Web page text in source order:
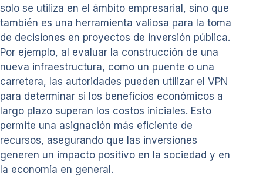
solo se utiliza en el ámbito empresarial, sino que
también es una herramienta valiosa para la toma
de decisiones en proyectos de inversión pública.
Por ejemplo, al evaluar la construcción de una
nueva infraestructura, como un puente o una
carretera, las autoridades pueden utilizar el VPN
para determinar si los beneficios económicos a
largo plazo superan los costos iniciales. Esto
permite una asignación más eficiente de
recursos, asegurando que las inversiones
generen un impacto positivo en la sociedad y en
la economía en general.